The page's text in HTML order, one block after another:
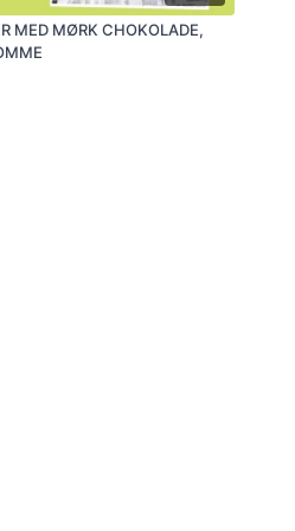
MED MØRK CHOKOLADE,